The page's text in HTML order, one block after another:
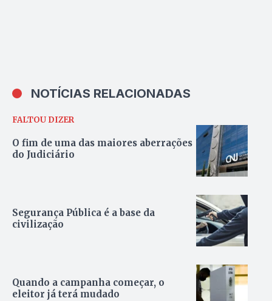
NOTÍCIAS RELACIONADAS
FALTOU DIZER
O fim de uma das maiores aberrações
do Judiciário
Segurança Pública é a base da
civilização
Quando a campanha começar, o
eleitor já terá mudado